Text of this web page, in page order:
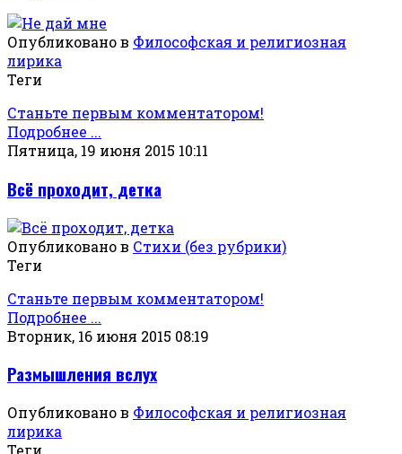
Опубликовано в Философская и религиозная
лирика
Теги
Станьте первым комментатором!
Подробнее ...
Пятница, 19 июня 2015 10:11
Всё проходит, детка
Опубликовано в Стихи (без рубрики)
Теги
Станьте первым комментатором!
Подробнее ...
Вторник, 16 июня 2015 08:19
Размышления вслух
Опубликовано в Философская и религиозная
лирика
Теги